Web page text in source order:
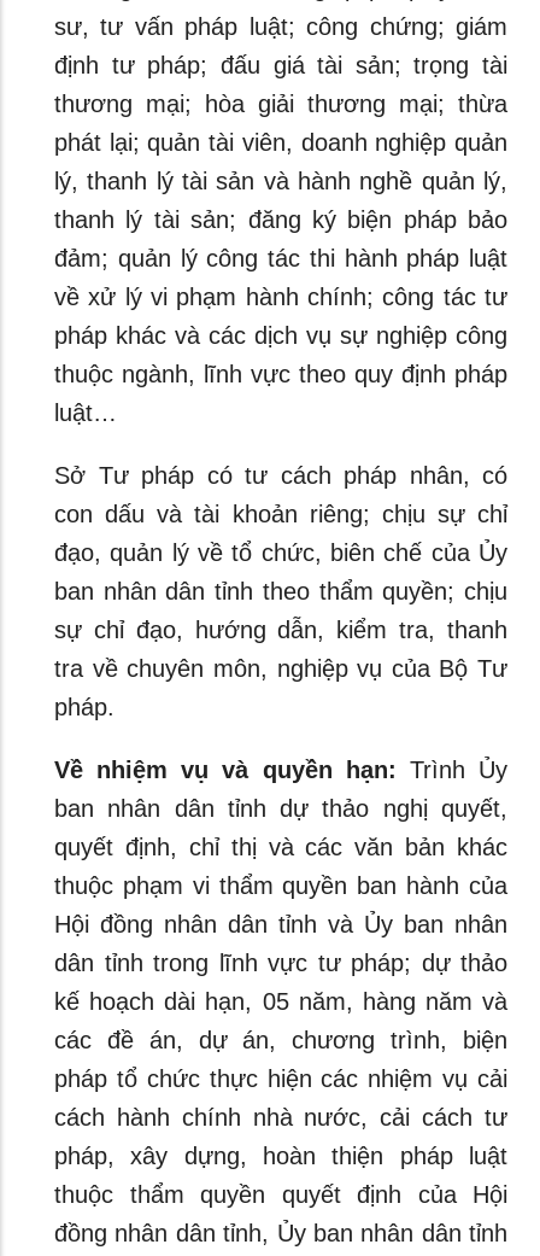
sư, tư vấn pháp luật; công chứng; giám
định tư pháp; đấu giá tài sản; trọng tài
thương mại; hòa giải thương mại; thừa
phát lại; quản tài viên, doanh nghiệp quản
lý, thanh lý tài sản và hành nghề quản lý,
thanh lý tài sản; đăng ký biện pháp bảo
đảm; quản lý công tác thi hành pháp luật
về xử lý vi phạm hành chính; công tác tư
pháp khác và các dịch vụ sự nghiệp công
thuộc ngành, lĩnh vực theo quy định pháp
luật…
Sở Tư pháp có tư cách pháp nhân, có
con dấu và tài khoản riêng; chịu sự chỉ
đạo, quản lý về tổ chức, biên chế của Ủy
ban nhân dân tỉnh theo thẩm quyền; chịu
sự chỉ đạo, hướng dẫn, kiểm tra, thanh
tra về chuyên môn, nghiệp vụ của Bộ Tư
pháp.
Về nhiệm vụ và quyền hạn: Trình Ủy
ban nhân dân tỉnh dự thảo nghị quyết,
quyết định, chỉ thị và các văn bản khác
thuộc phạm vi thẩm quyền ban hành của
Hội đồng nhân dân tỉnh và Ủy ban nhân
dân tỉnh trong lĩnh vực tư pháp; dự thảo
kế hoạch dài hạn, 05 năm, hàng năm và
các đề án, dự án, chương trình, biện
pháp tổ chức thực hiện các nhiệm vụ cải
cách hành chính nhà nước, cải cách tư
pháp, xây dựng, hoàn thiện pháp luật
thuộc thẩm quyền quyết định của Hội
đồng nhân dân tỉnh, Ủy ban nhân dân tỉnh